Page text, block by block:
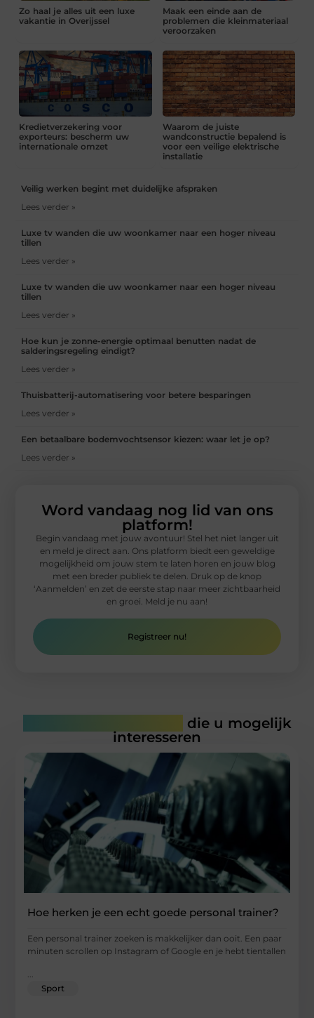
Zo haal je alles uit een luxe
vakantie in Overijssel
Maak een einde aan de
problemen die kleinmateriaal
veroorzaken
Kredietverzekering voor
exporteurs: bescherm uw
internationale omzet
Waarom de juiste
wandconstructie bepalend is
voor een veilige elektrische
installatie
Veilig werken begint met duidelijke afspraken
Lees verder »
Luxe tv wanden die uw woonkamer naar een hoger niveau
tillen
Lees verder »
Luxe tv wanden die uw woonkamer naar een hoger niveau
tillen
Lees verder »
Hoe kun je zonne-energie optimaal benutten nadat de
salderingsregeling eindigt?
Lees verder »
Thuisbatterij-automatisering voor betere besparingen
Lees verder »
Een betaalbare bodemvochtsensor kiezen: waar let je op?
Lees verder »
Word vandaag nog lid van ons
platform!
Begin vandaag met jouw avontuur! Stel het niet langer uit
en meld je direct aan. Ons platform biedt een geweldige
mogelijkheid om jouw stem te laten horen en jouw blog
met een breder publiek te delen. Druk op de knop
‘Aanmelden’ en zet de eerste stap naar meer zichtbaarheid
en groei. Meld je nu aan!
Registreer nu!
die u mogelijk
interesseren
Hoe herken je een echt goede personal trainer?
Een personal trainer zoeken is makkelijker dan ooit. Een paar
minuten scrollen op Instagram of Google en je hebt tientallen
Sport